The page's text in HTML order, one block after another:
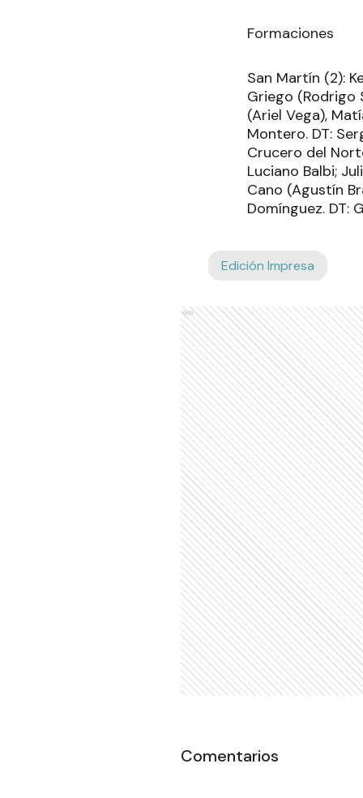
Formaciones
San Martín (2):
Griego (Rodrigo
(Ariel Vega),
Montero. DT:
Crucero del
Luciano Balbi;
Cano (Agustín
Domínguez. DT:
Edición Impresa
Ads
Comentarios